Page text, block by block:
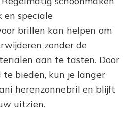
en speciale
brillen kan helpen om
zonder de
aan te tasten. Door
bieden, kun je langer
herenzonnebril en blijft
uitzien.